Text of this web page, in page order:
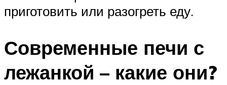
приготовить или разогреть еду.
Современные печи с
лежанкой – какие они?